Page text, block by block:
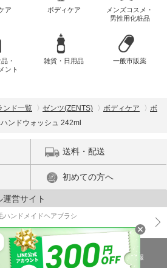
ア ボディケア
メンズコスメ・
男性用化粧品
・
ント
雑貨・日用品 一般市販薬
ンド一覧 ゼンツ(ZENTS) ボディケア
ボ
ンドウォッシュ 242ml
送料・配送
初めての方へ
営サイト
ハンドメイドヘアブラシ
ライバシーポリシー
医薬品販売許可証の情報